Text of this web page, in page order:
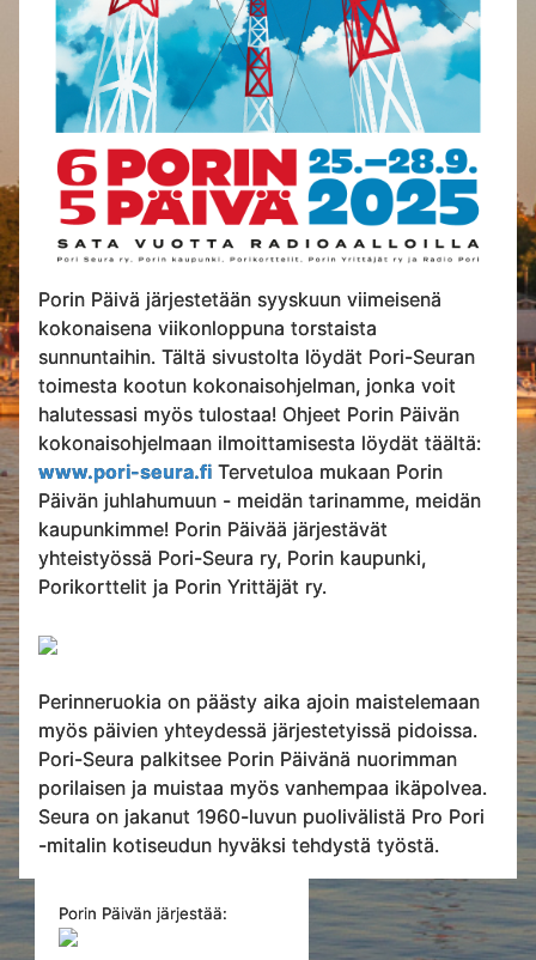
Porin Päivä järjestetään syyskuun viimeisenä
kokonaisena viikonloppuna torstaista
sunnuntaihin. Tältä sivustolta löydät Pori-Seuran
toimesta kootun kokonaisohjelman, jonka voit
halutessasi myös tulostaa! Ohjeet Porin Päivän
kokonaisohjelmaan ilmoittamisesta löydät täältä:
www.pori-seura.fi Tervetuloa mukaan Porin
Päivän juhlahumuun - meidän tarinamme, meidän
kaupunkimme! Porin Päivää järjestävät
yhteistyössä Pori-Seura ry, Porin kaupunki,
Porikorttelit ja Porin Yrittäjät ry.
Perinneruokia on päästy aika ajoin maistelemaan
myös päivien yhteydessä järjestetyissä pidoissa.
Pori-Seura palkitsee Porin Päivänä nuorimman
porilaisen ja muistaa myös vanhempaa ikäpolvea.
Seura on jakanut 1960-luvun puolivälistä Pro Pori
-mitalin kotiseudun hyväksi tehdystä työstä.
Porin Päivän järjestää: